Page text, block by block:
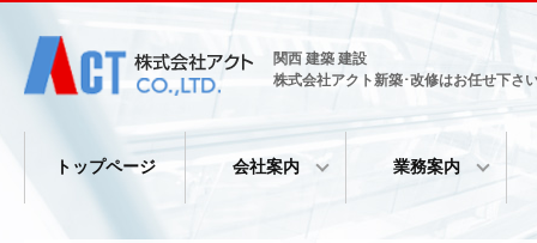
関西 建築 建設
株式会社アクト新築･改修はお任せ下さ
トップページ 会社案内 業務案内